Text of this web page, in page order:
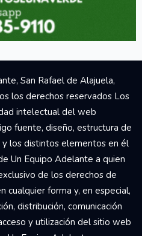
San Rafael de Alajuela,
los derechos reservados Los
intelectual del web
fuente, diseño, estructura de
los distintos elementos en él
Un Equipo Adelante a quien
de los derechos de
cualquier forma y, en especial,
distribución, comunicación
y utilización del sitio web